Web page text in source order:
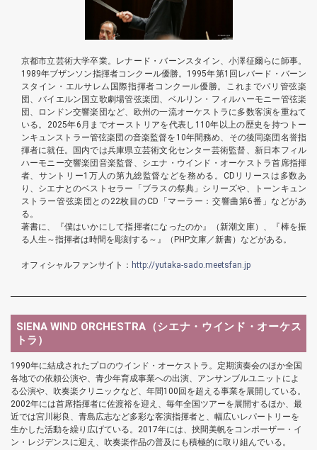
京都市立芸術大学卒業。レナード・バーンスタイン、小澤征爾らに師事。
1989年ブザンソン指揮者コンクール優勝。1995年第1回レバード・バーン
スタイン・エルサレム国際指揮者コンクール優勝。これまでパリ管弦楽
団、バイエルン国立歌劇場管弦楽団、ベルリン・フィルハーモニー管弦楽
団、ロンドン交響楽団など、欧州の一流オーケストラに多数客演を重ねて
いる。2025年6月までオーストリアを代表し110年以上の歴史を持つトー
ンキュンストラー管弦楽団の音楽監督を10年間務め、その後同楽団名誉指
揮者に就任。国内では兵庫県立芸術文化センター芸術監督、新日本フィル
ハーモニー交響楽団音楽監督、シエナ・ウインド・オーケストラ首席指揮
者、サントリー1万人の第九総監督などを務める。CDリリースは多数あ
り、シエナとのベストセラー「ブラスの祭典」シリーズや、トーンキュン
ストラー管弦楽団との22枚目のCD「マーラー：交響曲第6番」などがあ
る。
著書に、『僕はいかにして指揮者になったのか』（新潮文庫）、『棒を振
る人生～指揮者は時間を彫刻する～』（PHP文庫／新書）などがある。
オフィシャルファンサイト： http://yutaka-sado.meetsfan.jp
SIENA WIND ORCHESTRA（シエナ・ウインド・オーケス
トラ）
1990年に結成されたプロのウインド・オーケストラ。定期演奏会のほか全国
各地での依頼公演や、青少年育成事業への出演、アンサンブルユニットによ
る公演や、吹奏楽クリニックなど、年間100回を超える事業を展開している。
2002年には首席指揮者に佐渡裕を迎え、毎年全国ツアーを展開するほか、最
近では宮川彬良、青島広志など多彩な客演指揮者と、幅広いレパートリーを
生かした活動を繰り広げている。2017年には、挾間美帆をコンポーザー・イ
ン・レジデンスに迎え、吹奏楽作品の普及にも積極的に取り組んでいる。